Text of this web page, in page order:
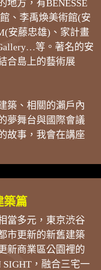
地方，有BENESSE
、李禹煥美術館(安
安藤忠雄)、家計畫
等。著名的安
合島上的藝術展
築、相關的瀨戶內
夢舞台與國際會議
故事，我會在講座
篇
當多元，東京渋谷
市更新的新舊建築
新商業區公園裡的
SIGHT，融合三宅一